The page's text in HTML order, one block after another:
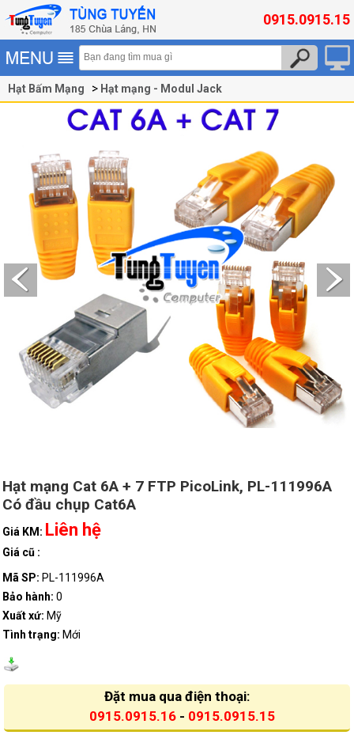
0915.0915.15
Hạt Bấm Mạng
Hạt mạng - Modul Jack
Hạt Bấm Mạng Cat6A, Cat7, Cat8
Hạt mạng Cat 6A + 7 FTP PicoLink, PL-111996A
Có đầu chụp Cat6A
Giá KM: Liên hệ
Giá cũ :
Mã SP: PL-111996A
Bảo hành: 0
Xuất xứ: Mỹ
Tình trạng: Mới
Đặt mua qua điện thoại:
0915.0915.16 - 0915.0915.15